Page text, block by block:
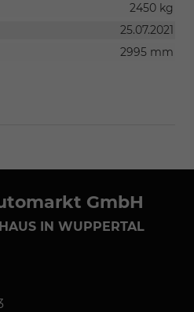
2450 kg
25.07.2021
2995 mm
GmbH
IN WUPPERTAL